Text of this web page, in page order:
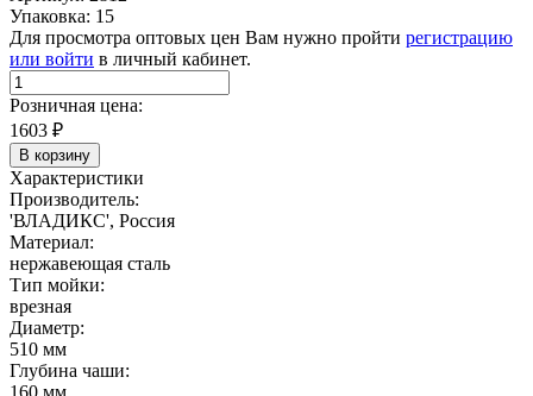
Упаковка: 15
Для просмотра оптовых цен Вам нужно пройти регистрацию
или войти в личный кабинет.
Розничная цена:
1603 ₽
В корзину
Характеристики
Производитель:
'ВЛАДИКС', Россия
Материал:
нержавеющая сталь
Тип мойки:
врезная
Диаметр:
510 мм
Глубина чаши:
160 мм